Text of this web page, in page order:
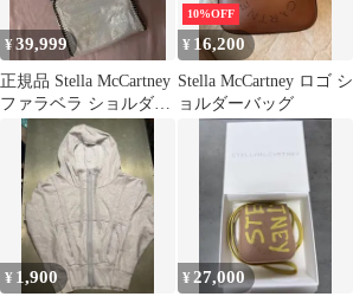
¥39,999
正規品 Stella McCartney
ファラベラ ショルダー
バッグ
10%OFF
¥ 16,200
Stella McCartney ロゴ シ
ョルダーバッグ
¥ 1,900 ¥ 27,000